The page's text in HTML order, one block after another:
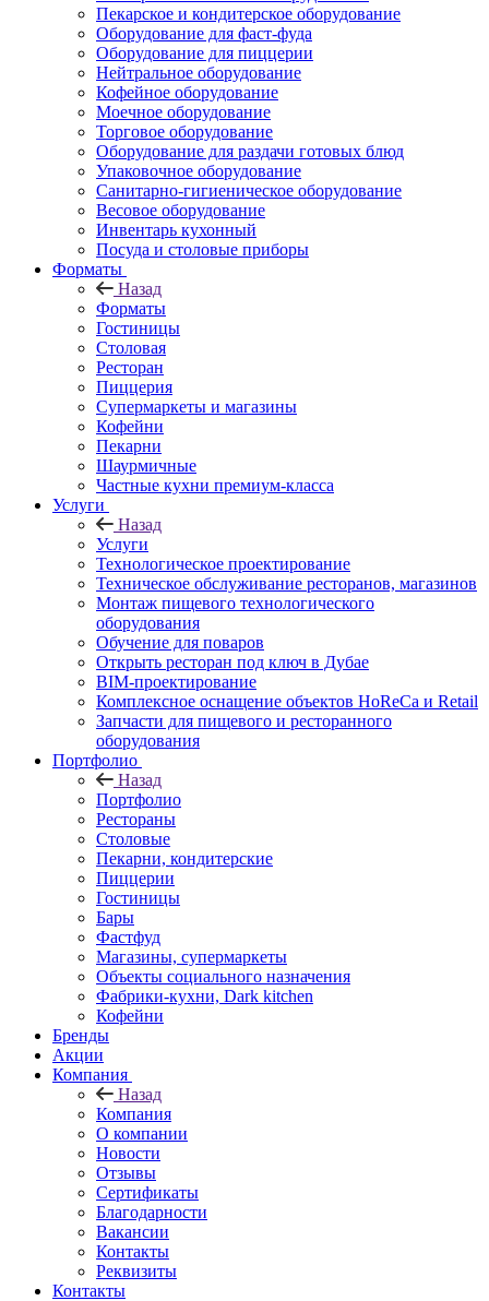
Пекарское и кондитерское оборудование
Оборудование для фаст-фуда
Оборудование для пиццерии
Нейтральное оборудование
Кофейное оборудование
Моечное оборудование
Торговое оборудование
Оборудование для раздачи готовых блюд
Упаковочное оборудование
Санитарно-гигиеническое оборудование
Весовое оборудование
Инвентарь кухонный
Посуда и столовые приборы
Форматы
Назад
Форматы
Гостиницы
Столовая
Ресторан
Пиццерия
Супермаркеты и магазины
Кофейни
Пекарни
Шаурмичные
Частные кухни премиум-класса
Услуги
Назад
Услуги
Технологическое проектирование
Техническое обслуживание ресторанов, магазинов
Монтаж пищевого технологического
оборудования
Обучение для поваров
Открыть ресторан под ключ в Дубае
BIM-проектирование
Комплексное оснащение объектов HoReCa и Retail
Запчасти для пищевого и ресторанного
оборудования
Портфолио
Назад
Портфолио
Рестораны
Столовые
Пекарни, кондитерские
Пиццерии
Гостиницы
Бары
Фастфуд
Магазины, супермаркеты
Объекты социального назначения
Фабрики-кухни, Dark kitchen
Кофейни
Бренды
Акции
Компания
Назад
Компания
О компании
Новости
Отзывы
Сертификаты
Благодарности
Вакансии
Контакты
Реквизиты
Контакты